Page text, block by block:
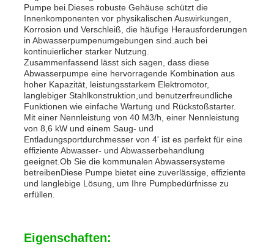
Dieselgeneratorsatz
Benzingenerator-Satz
Inverter-Generator-Set
Portables Generatorset
Industrieller Generatorsatz
Pumpe bei.Dieses robuste Gehäuse schützt die
Innenkomponenten vor physikalischen Auswirkungen,
Korrosion und Verschleiß, die häufige Herausforderungen
in Abwasserpumpenumgebungen sind.auch bei
kontinuierlicher starker Nutzung.
Zusammenfassend lässt sich sagen, dass diese
Abwasserpumpe eine hervorragende Kombination aus
hoher Kapazität, leistungsstarkem Elektromotor,
langlebiger Stahlkonstruktion,und benutzerfreundliche
Funktionen wie einfache Wartung und Rückstoßstarter.
Mit einer Nennleistung von 40 M3/h, einer Nennleistung
von 8,6 kW und einem Saug- und
Entladungsportdurchmesser von 4' ist es perfekt für eine
effiziente Abwasser- und Abwasserbehandlung
geeignet.Ob Sie die kommunalen Abwassersysteme
betreibenDiese Pumpe bietet eine zuverlässige, effiziente
und langlebige Lösung, um Ihre Pumpbedürfnisse zu
erfüllen.
Eigenschaften: